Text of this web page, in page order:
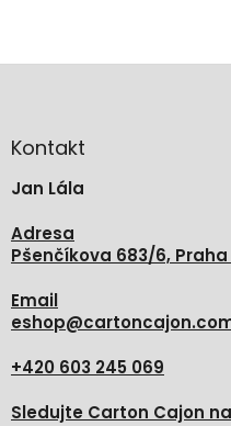
aKontakt
Jan Lála
Adresa
Pšenčíkova 683/6, Praha
Email
eshop@
+420 603 245 069
Sledujte Carton Cajon na